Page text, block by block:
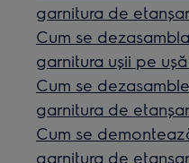
garnitura de
Cum se
garnitura ușii pe
Cum se
garnitura de
Cum se
garnitura de